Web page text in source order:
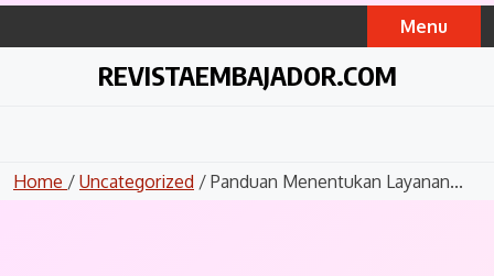
Skip
Menu
REVISTAEMBAJADOR.COM
Home / Uncategorized / Panduan Menentukan Layanan...